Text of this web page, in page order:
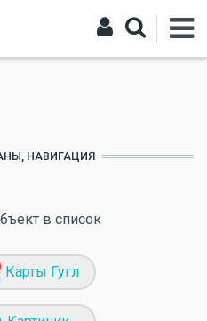
НАВИГАЦИЯ
в список
Карты Гугл